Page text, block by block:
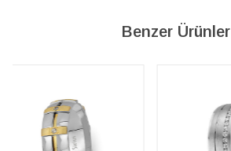
Benzer Ürünler